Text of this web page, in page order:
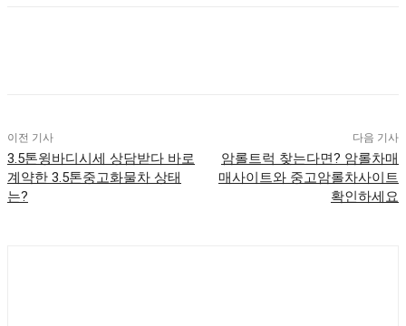
이전 기사
3.5톤윙바디시세 상담받다 바로
계약한 3.5톤중고화물차 상태
는?
다음 기사
암롤트럭 찾는다면? 암롤차매
매사이트와 중고암롤차사이트
확인하세요